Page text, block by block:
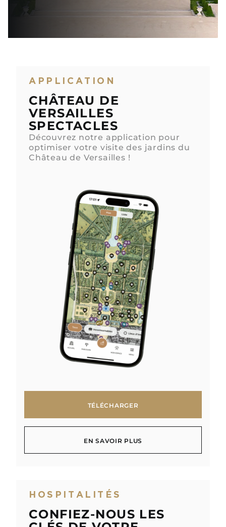
APPLICATION
CHÂTEAU DE
VERSAILLES
SPECTACLES
Découvrez notre application pour
optimiser votre visite des jardins du
Château de Versailles !
TÉLÉCHARGER
EN SAVOIR PLUS
HOSPITALITÉS
CONFIEZ-NOUS LES